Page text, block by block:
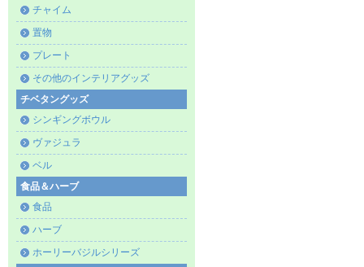
チャイム
置物
プレート
その他のインテリアグッズ
チベタングッズ
シンギングボウル
ヴァジュラ
ベル
食品＆ハーブ
食品
ハーブ
ホーリーバジルシリーズ